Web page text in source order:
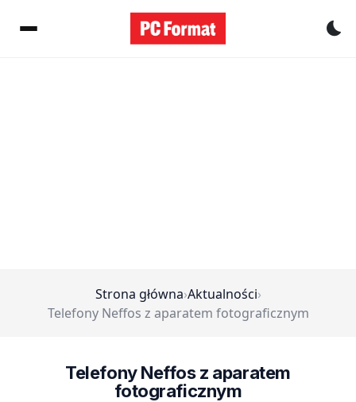
Strona główna›Aktualności›
Telefony Neffos z aparatem fotograficznym
Telefony Neffos z aparatem
fotograficznym